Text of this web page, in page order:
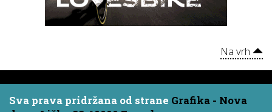
Na vrh
Sva prava pridržana od strane Grafika - Nova